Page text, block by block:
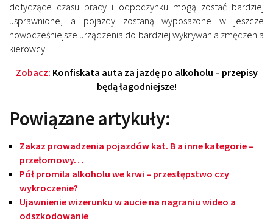
dotyczące czasu pracy i odpoczynku mogą zostać bardziej
usprawnione, a pojazdy zostaną wyposażone w jeszcze
nowocześniejsze urządzenia do bardziej wykrywania zmęczenia
kierowcy.
Zobacz: Konfiskata auta za jazdę po alkoholu – przepisy
będą łagodniejsze!
Powiązane artykuły:
Zakaz prowadzenia pojazdów kat. B a inne kategorie –
przełomowy…
Pół promila alkoholu we krwi – przestępstwo czy
wykroczenie?
Ujawnienie wizerunku w aucie na nagraniu wideo a
odszkodowanie